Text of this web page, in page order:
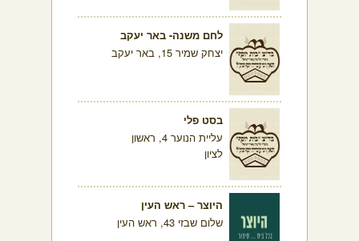
לחם משנה- באר יעקב
יצחק שמיר 15, באר יעקב
בסט פלי
עליית הנוער 4, ראשון
לציון
היוצר – ראש העין
שלום שבזי 43, ראש העין